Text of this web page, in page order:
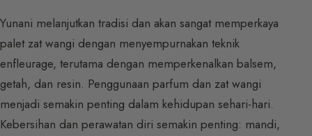
Yunani melanjutkan tradisi dan akan sangat memperkaya
palet zat wangi dengan menyempurnakan teknik
enfleurage, terutama dengan memperkenalkan balsem,
getah, dan resin. Penggunaan parfum dan zat wangi
menjadi semakin penting dalam kehidupan sehari-hari.
Kebersihan dan perawatan diri semakin penting: mandi,